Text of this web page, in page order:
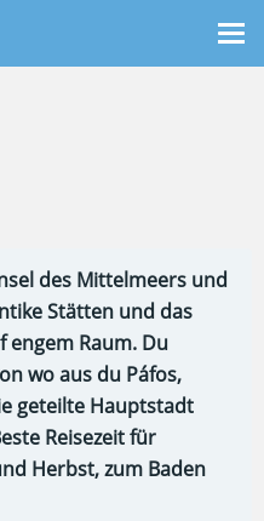
des Mittelmeers und
Stätten und das
engem Raum. Du
wo aus du Páfos,
geteilte Hauptstadt
Reisezeit für
Herbst, zum Baden